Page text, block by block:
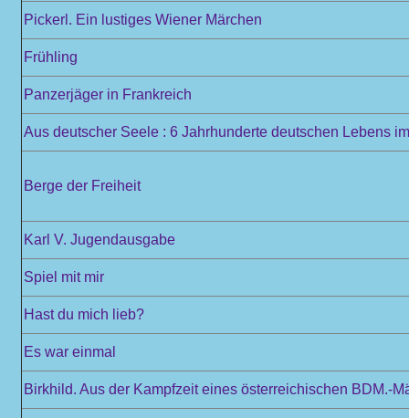
Pickerl. Ein lustiges Wiener Märchen
Frühling
Panzerjäger in Frankreich
Aus deutscher Seele : 6 Jahrhunderte deutschen Lebens
Berge der Freiheit
Karl V. Jugendausgabe
Spiel mit mir
Hast du mich lieb?
Es war einmal
Birkhild. Aus der Kampfzeit eines österreichischen BDM.-